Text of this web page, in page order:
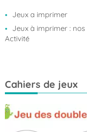
Jeux a imprimer
Jeux à imprimer :
Activité
Cahiers de jeux